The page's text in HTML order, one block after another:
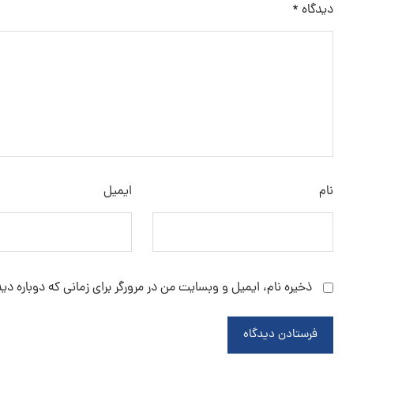
دیدگاه *
نام ایمیل
ذخیره نام، ایمیل و وبسایت من در مرورگر برای زمانی که دوباره
فرستادن دیدگاه